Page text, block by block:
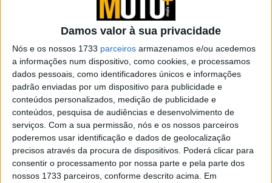
Damos valor à sua privacidade
Nós e os nossos 1733 parceiros armazenamos e/ou acedemos
a informações num dispositivo, como cookies, e processamos
dados pessoais, como identificadores únicos e informações
padrão enviadas por um dispositivo para publicidade e
conteúdos personalizados, medição de publicidade e
conteúdos, pesquisa de audiências e desenvolvimento de
serviços. Com a sua permissão, nós e os nossos parceiros
poderemos usar identificação e dados de geolocalização
precisos através da procura de dispositivos. Poderá clicar para
consentir o processamento por nossa parte e pela parte dos
nossos 1733 parceiros, conforme descrito acima. Em